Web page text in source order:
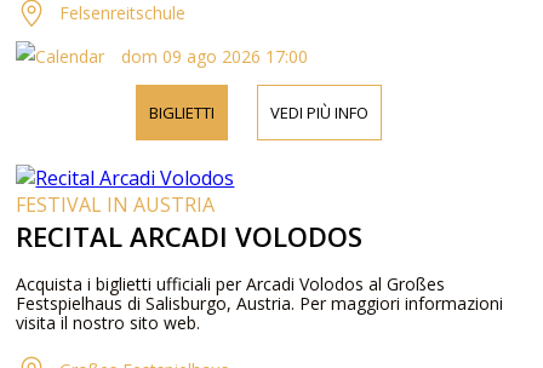
Felsenreitschule
dom 09 ago 2026 17:00
BIGLIETTI VEDI PIÙ INFO
FESTIVAL IN AUSTRIA
RECITAL ARCADI VOLODOS
Acquista i biglietti ufficiali per Arcadi Volodos al Großes
Festspielhaus di Salisburgo, Austria. Per maggiori informazioni
visita il nostro sito web.